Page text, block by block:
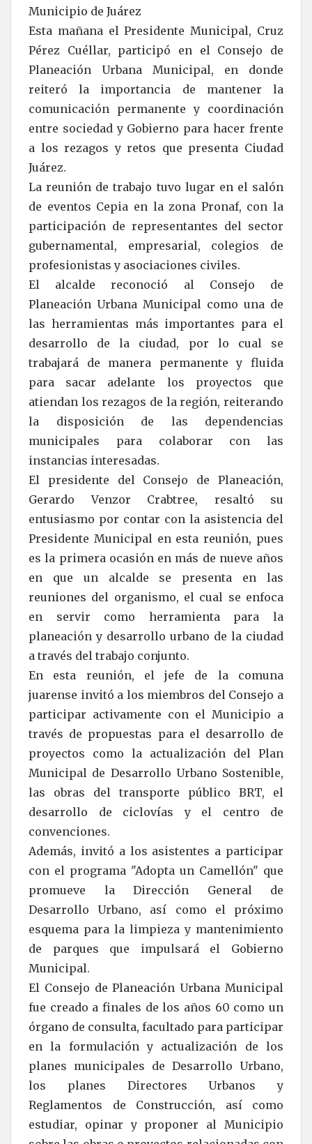
Municipio de Juárez
Esta mañana el Presidente Municipal, Cruz
Pérez Cuéllar, participó en el Consejo de
Planeación Urbana Municipal, en donde
reiteró la importancia de mantener la
comunicación permanente y coordinación
entre sociedad y Gobierno para hacer frente
a los rezagos y retos que presenta Ciudad
Juárez.
La reunión de trabajo tuvo lugar en el salón
de eventos Cepia en la zona Pronaf, con la
participación de representantes del sector
gubernamental, empresarial, colegios de
profesionistas y asociaciones civiles.
El alcalde reconoció al Consejo de
Planeación Urbana Municipal como una de
las herramientas más importantes para el
desarrollo de la ciudad, por lo cual se
trabajará de manera permanente y fluida
para sacar adelante los proyectos que
atiendan los rezagos de la región, reiterando
la disposición de las dependencias
municipales para colaborar con las
instancias interesadas.
El presidente del Consejo de Planeación,
Gerardo Venzor Crabtree, resaltó su
entusiasmo por contar con la asistencia del
Presidente Municipal en esta reunión, pues
es la primera ocasión en más de nueve años
en que un alcalde se presenta en las
reuniones del organismo, el cual se enfoca
en servir como herramienta para la
planeación y desarrollo urbano de la ciudad
a través del trabajo conjunto.
En esta reunión, el jefe de la comuna
juarense invitó a los miembros del Consejo a
participar activamente con el Municipio a
través de propuestas para el desarrollo de
proyectos como la actualización del Plan
Municipal de Desarrollo Urbano Sostenible,
las obras del transporte público BRT, el
desarrollo de ciclovías y el centro de
convenciones.
Además, invitó a los asistentes a participar
con el programa "Adopta un Camellón" que
promueve la Dirección General de
Desarrollo Urbano, así como el próximo
esquema para la limpieza y mantenimiento
de parques que impulsará el Gobierno
Municipal.
El Consejo de Planeación Urbana Municipal
fue creado a finales de los años 60 como un
órgano de consulta, facultado para participar
en la formulación y actualización de los
planes municipales de Desarrollo Urbano,
los planes Directores Urbanos y
Reglamentos de Construcción, así como
estudiar, opinar y proponer al Municipio